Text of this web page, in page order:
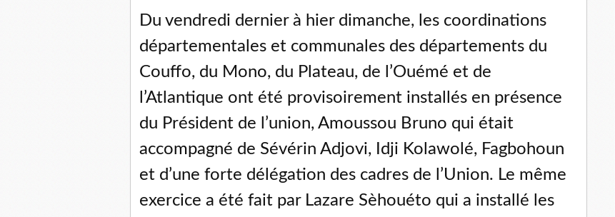
Du vendredi dernier à hier dimanche, les coordinations
départementales et communales des départements du
Couffo, du Mono, du Plateau, de l’Ouémé et de
l’Atlantique ont été provisoirement installés en présence
du Président de l’union, Amoussou Bruno qui était
accompagné de Sévérin Adjovi, Idji Kolawolé, Fagbohoun
et d’une forte délégation des cadres de l’Union. Le même
exercice a été fait par Lazare Sèhouéto qui a installé les